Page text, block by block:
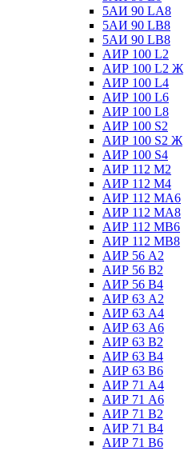
5АИ 90 LА8
5АИ 90 LВ8
5АИ 90 LВ8
АИР 100 L2
АИР 100 L2 Ж
АИР 100 L4
АИР 100 L6
АИР 100 L8
АИР 100 S2
АИР 100 S2 Ж
АИР 100 S4
АИР 112 М2
АИР 112 М4
АИР 112 МА6
АИР 112 МА8
АИР 112 МВ6
АИР 112 МВ8
АИР 56 А2
АИР 56 В2
АИР 56 В4
АИР 63 А2
АИР 63 А4
АИР 63 А6
АИР 63 В2
АИР 63 В4
АИР 63 В6
АИР 71 А4
АИР 71 А6
АИР 71 В2
АИР 71 В4
АИР 71 В6